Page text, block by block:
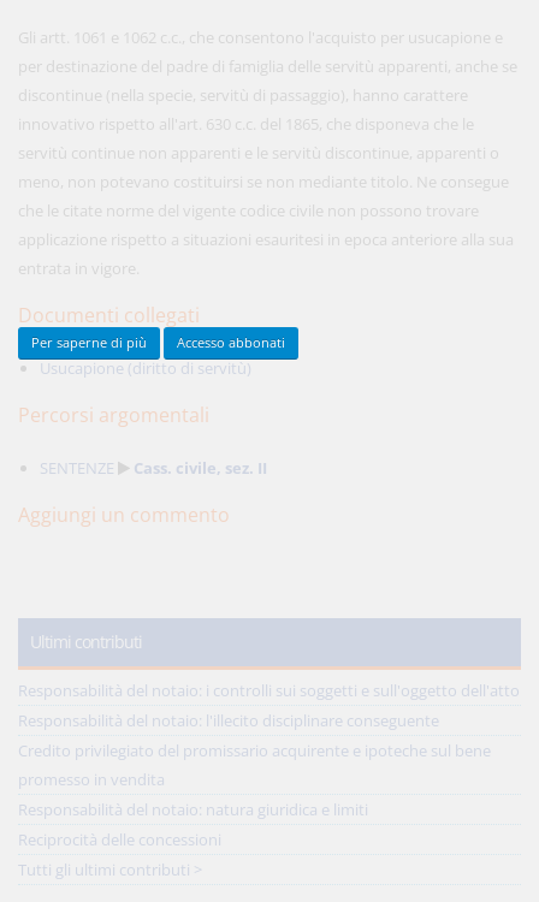
Gli artt. 1061 e 1062 c.c., che consentono l'acquisto per usucapione e
per destinazione del padre di famiglia delle servitù apparenti, anche se
discontinue (nella specie, servitù di passaggio), hanno carattere
innovativo rispetto all'art. 630 c.c. del 1865, che disponeva che le
servitù continue non apparenti e le servitù discontinue, apparenti o
meno, non potevano costituirsi se non mediante titolo. Ne consegue
che le citate norme del vigente codice civile non possono trovare
applicazione rispetto a situazioni esauritesi in epoca anteriore alla sua
entrata in vigore.
Documenti collegati
Usucapione (diritto di servitù)
Percorsi argomentali
SENTENZE Cass. civile, sez. II
Aggiungi un commento
Ultimi contributi
Responsabilità del notaio: i controlli sui soggetti e sull'oggetto dell'atto
Responsabilità del notaio: l'illecito disciplinare conseguente
Credito privilegiato del promissario acquirente e ipoteche sul bene
promesso in vendita
Responsabilità del notaio: natura giuridica e limiti
Reciprocità delle concessioni
Tutti gli ultimi contributi >
450,00 € ANNUALI
risparmi il 21%!
Acquista ora
Per saperne di più Accesso abbonati